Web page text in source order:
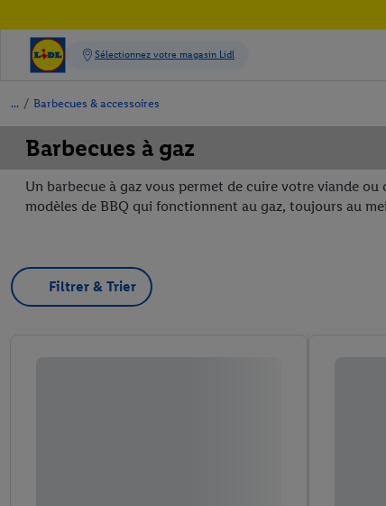
/ Barbecues & accessoires
Barbecues à gaz
Un barbecue à gaz vous permet de cuire votre viande
modèles de BBQ qui fonctionnent au gaz, toujours au
Filtrer & Trier